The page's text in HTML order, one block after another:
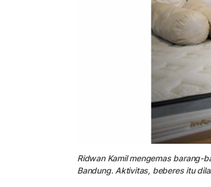
Ridwan Kamil mengemas barang-
Bandung. Aktivitas, beberes itu